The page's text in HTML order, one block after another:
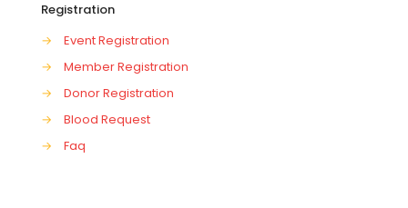
Registration
→
Event Registration
→
Member Registration
→
Donor Registration
→
Blood Request
→
Faq